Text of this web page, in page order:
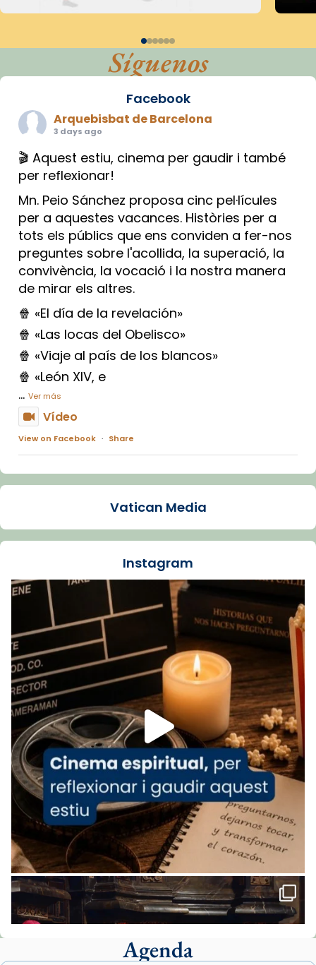
Síguenos
Facebook
Arquebisbat de Barcelona
3 days ago
🎬 Aquest estiu, cinema per gaudir i també
per reflexionar!
Mn. Peio Sánchez proposa cinc pel·lícules
per a aquestes vacances. Històries per a
tots els públics que ens conviden a fer-nos
preguntes sobre l'acollida, la superació, la
convivència, la vocació i la nostra manera
de mirar els altres.
🍿 «El día de la revelación»
🍿 «Las locas del Obelisco»
🍿 «Viaje al país de los blancos»
🍿 «León XIV, e
... Ver más
Vídeo
View on Facebook · Share
Arquebisbat de Barcelona
La Carmina va patir depressió. Fa gairebé
dos mesos, a l'Estadi Lluís Companys, la
Recupera l'entrevista comp
Vatican
tican News 👇
www.vaticannews.va/es/iglesia/news/2026-
07/carmina-historia-depresion-papa-viaje-
espana-testimoni...
Foto
View on Facebook · Share
Arquebisbat de Barcelona
2 weeks ago
«Avui les santes Juliana i Semproniana ens
ajuden a alçar la mirada»
Mons. Sergi Gordo, bisbe de Tortosa, ha
presidit aquest 27 de juliol la missa de Les
Santes de Mataró.
🔗tinyurl.com/cvu5jmbk
📸 J. Merino
Vatican Media
Instagram
Agenda